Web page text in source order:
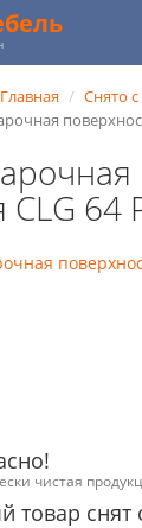
Главная
Снято
CLG 64
чистая
товар снят